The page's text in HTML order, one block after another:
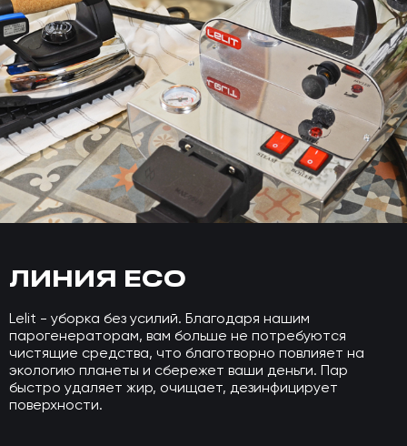
ЛИНИЯ ECO
Lelit - уборка без усилий. Благодаря нашим
парогенераторам, вам больше не потребуются
чистящие средства, что благотворно повлияет на
экологию планеты и сбережет ваши деньги. Пар
быстро удаляет жир, очищает, дезинфицирует
поверхности.